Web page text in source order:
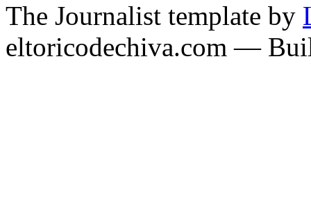
The Journalist template by
eltoricodechiva.com —